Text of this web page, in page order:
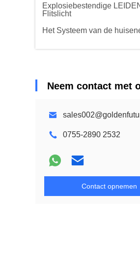
Explosiebestendige
Flitslicht
Het Systeem van de
Neem contact met
0755-2890 2532
Contact opnemen